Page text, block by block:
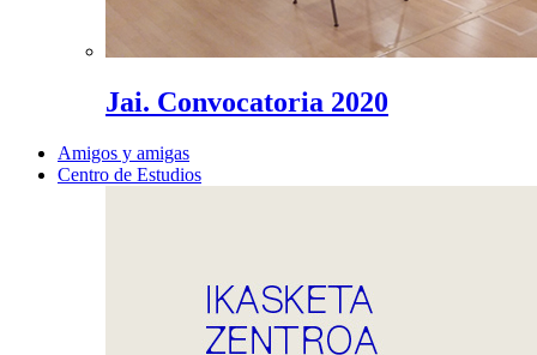
Jai. Convocatoria 2020
Amigos y amigas
Centro de Estudios